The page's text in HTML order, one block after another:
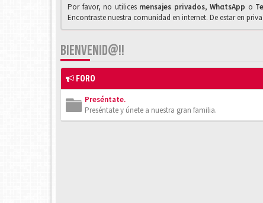
Por favor, no utilices mensajes privados,WhαtsApp o
Encontraste nuestra comunidad en internet. De estar en
BIENVENID@!!
FORO
Preséntate.
Preséntate y únete a nuestra gran familia.